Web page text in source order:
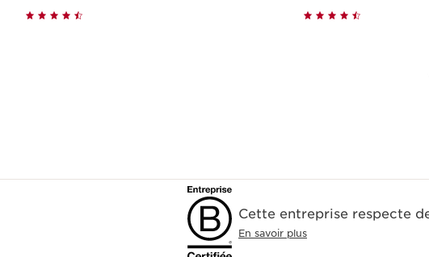
Cette entreprise respecte
En savoir plus